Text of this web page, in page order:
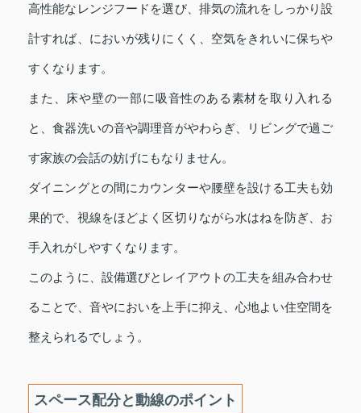
高性能なレンジフードを選び、排気の流れをしっかり設
計すれば、においが残りにくく、空気をきれいに保ちや
すくなります。
また、床や壁の一部に吸音性のある素材を取り入れる
と、食器洗いの音や調理音がやわらぎ、リビングで過ご
す家族の会話の妨げにもなりません。
ダイニングとの間にカウンターや腰壁を設ける工夫も効
果的で、視線をほどよく区切りながら水はねを防ぎ、お
手入れがしやすくなります。
このように、設備選びとレイアウトの工夫を組み合わせ
ることで、音やにおいを上手に抑え、心地よい住空間を
整えられるでしょう。
スペース配分と動線のポイント